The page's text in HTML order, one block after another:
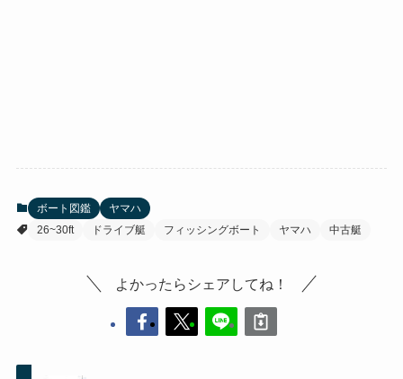
ボート図鑑
ヤマハ
26~30ft
ドライブ艇 フィッシングボート ヤマハ 中古艇
よかったらシェアしてね！